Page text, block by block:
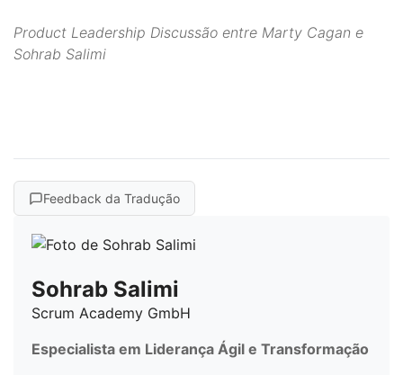
Product Leadership Discussão entre Marty Cagan e
Sohrab Salimi
Feedback da Tradução
Sohrab Salimi
Scrum Academy GmbH
Especialista em Liderança Ágil e Transformação